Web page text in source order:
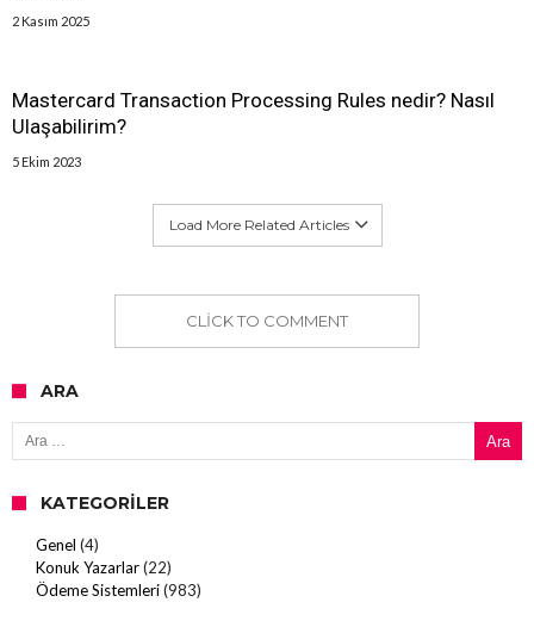
2 Kasım 2025
Mastercard Transaction Processing Rules nedir? Nasıl
Ulaşabilirim?
5 Ekim 2023
Load More Related Articles
CLICK TO COMMENT
ARA
Arama:
KATEGORILER
Genel (4)
Konuk Yazarlar(22)
Ödeme Sistemleri(983)